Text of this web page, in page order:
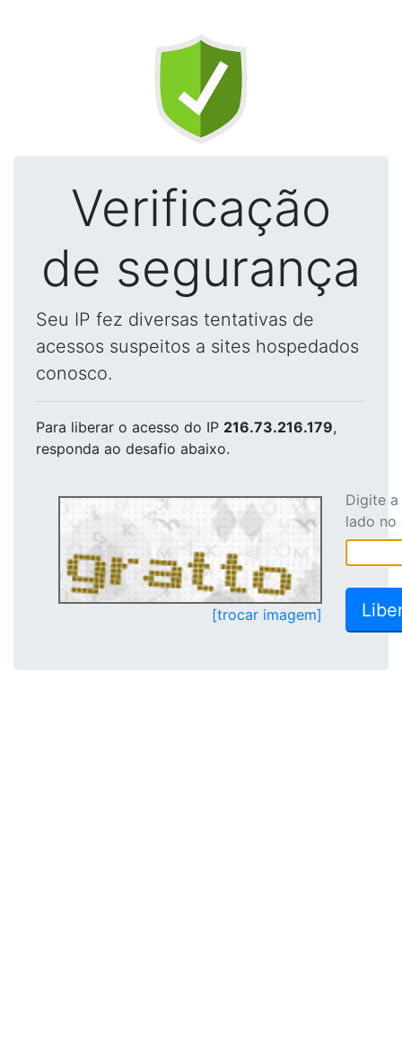
Verificação
de segurança
Seu IP fez diversas tentativas de
acessos suspeitos a sites hospedados
conosco.
Para liberar o acesso do IP 216.73.216.179,
responda ao desafio abaixo.
[trocar imagem]
Digite
lado no